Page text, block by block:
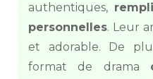
authentiques,
personnelles. Leur
et adorable. De
format de drama